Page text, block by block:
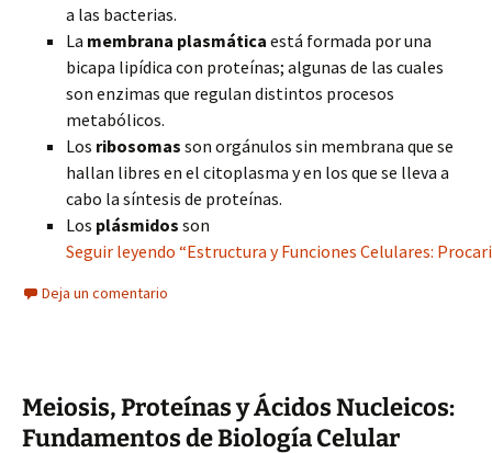
a las bacterias.
La membrana plasmática está formada por una
bicapa lipídica con proteínas; algunas de las cuales
son enzimas que regulan distintos procesos
metabólicos.
Los ribosomas son orgánulos sin membrana que se
hallan libres en el citoplasma y en los que se lleva a
cabo la síntesis de proteínas.
Los plásmidos son
Seguir leyendo “Estructura y Funciones Celulares:
Deja un comentario
Meiosis, Proteínas y Ácidos Nucleicos:
Fundamentos de Biología Celular